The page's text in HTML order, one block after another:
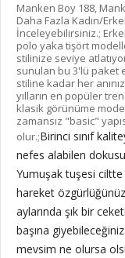
Manken Boy 188,
Daha Fazla Kadın/
İnceleyebilirsiniz.;
polo yaka tişört
stilinize seviye
sunulan bu 3'lü paket
stiline kadar her
yılların en popüler
klasik görünüme
zamansız "basic"
olur.;Birinci sınıf
nefes alabilen
Yumuşak tuşesi ciltte
hareket
aylarında şık bir
başına
mevsim ne olursa